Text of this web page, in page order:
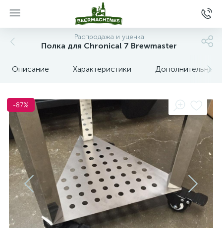
Распродажа и уценка
Полка для Chronical 7 Brewmaster
Описание Характеристики Дополнительные
-87%